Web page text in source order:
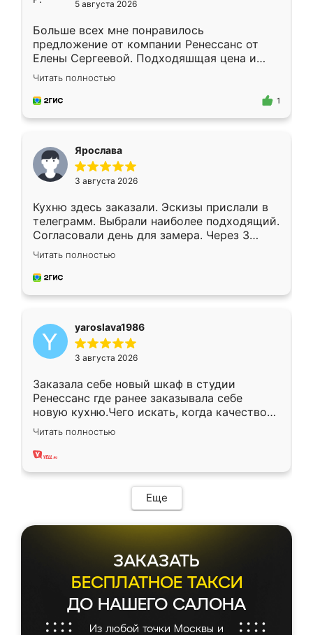
5 августа 2026
Больше всех мне понравилось
предложение от компании Ренессанс от
Елены Сергеевой. Подходяшщая цена и
короткие сроки изготовления. Приехавший
для замера сотрудник Владислав
предложил по моему эскизу самый
Читать полностью
1
Ярослава
3 августа 2026
Кухню здесь заказали. Эскизы прислали в
телеграмм. Выбрали наиболее подходящий.
Согласовали день для замера. Через 3
недели кухня была уже готова. Остались
довольны работой. Спасибо Ренессанс
мебель за качественную работу!
Читать полностью
yaroslava1986
3 августа 2026
Заказала себе новый шкаф в студии
Ренессанс где ранее заказывала себе
новую кухню.Чего искать, когда качеством
вполне довольна. Служит кухня уже почти
два года, нареканий нет.
Читать полностью
Еще
ЗАКАЗАТЬ
БЕСПЛАТНОЕ ТАКСИ
ДО НАШЕГО САЛОНА
Из любой точки Москвы и